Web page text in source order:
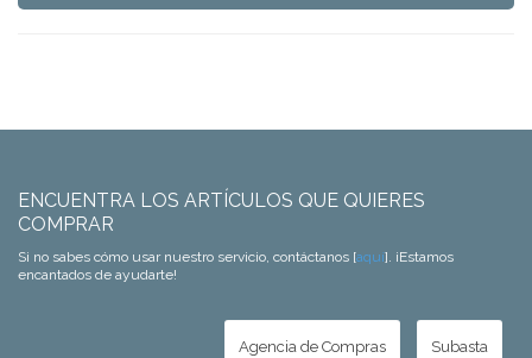
ENCUENTRA LOS ARTÍCULOS QUE QUIERES
COMPRAR
Si no sabes cómo usar nuestro servicio, contáctanos [aquí]. ¡Estamos
encantados de ayudarte!
Agencia de Compras Subasta